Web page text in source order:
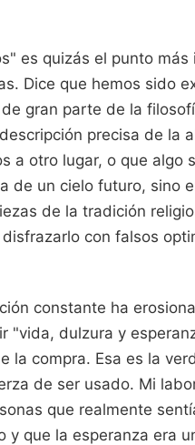
es quizás el punto
Dice que hemos sido
gran parte de la
precisa de la
a otro lugar, o que algo
de un cielo futuro, sino
de la tradición
con falsos
constante ha
"vida, dulzura y
la compra. Esa es la
de ser usado. Mi
que realmente
y que la esperanza era